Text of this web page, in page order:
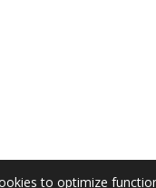
to optimize